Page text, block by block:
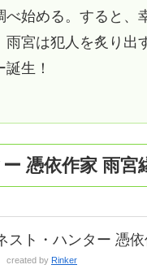
べ始める。すると、
雨宮は犯人を炙り
生！
憑依作家 雨宮
スト・ハンター 憑
created by Rinker